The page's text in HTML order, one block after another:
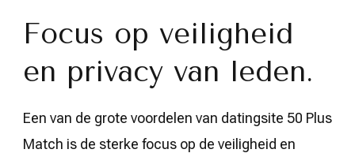
Focus op veiligheid
en privacy van leden.
Een van de grote voordelen van datingsite 50 Plus
Match is de sterke focus op de veiligheid en